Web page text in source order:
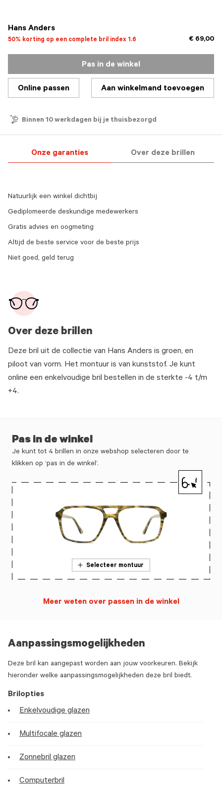
Hans Anders
50% korting op een complete bril index 1.6 € 69,00
Pas in de winkel
Online passen Aan winkelmand toevoegen
Binnen 10 werkdagen bij je thuisbezorgd
Onze garanties Over deze brillen
Over deze brillen
Deze bril uit de collectie van Hans Anders is groen, en
piloot van vorm. Het montuur is van kunststof. Je kunt
online een enkelvoudige bril bestellen in de sterkte -4 t/m
+4.
Natuurlijk een winkel dichtbij
Gediplomeerde deskundige medewerkers
Gratis advies en oogmeting
Altijd de beste service voor de beste prijs
Niet goed, geld terug
Aanpassingsmogelijkheden
Deze bril kan aangepast worden aan jouw voorkeuren. Bekijk
hieronder welke aanpassingsmogelijkheden deze bril biedt.
Brilopties
Enkelvoudige glazen
Multifocale glazen
Zonnebril glazen
Computerbril
Pas in de winkel
Je kunt tot 4 brillen in onze webshop selecteren door te
klikken op ‘pas in de winkel’.
Selecteer montuur
Meer weten over passen in de winkel